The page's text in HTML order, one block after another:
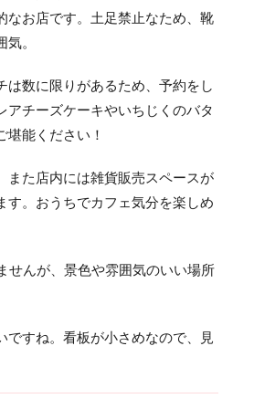
なお店です。土足禁止なため、靴
。
数に限りがあるため、予約をし
チーズケーキやいちじくのバタ
能ください！
また店内には雑貨販売スペースが
。おうちでカフェ気分を楽しめ
せんが、景色や雰囲気のいい場所
すね。看板が小さめなので、見